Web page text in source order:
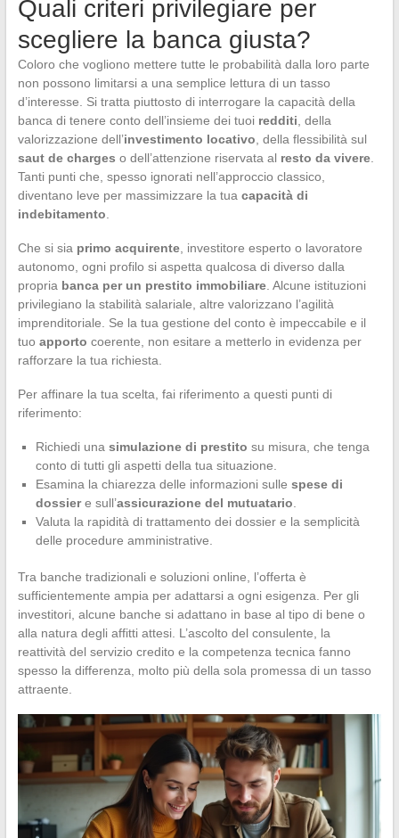
Quali criteri privilegiare per
scegliere la banca giusta?
Coloro che vogliono mettere tutte le probabilità dalla loro parte
non possono limitarsi a una semplice lettura di un tasso
d’interesse. Si tratta piuttosto di interrogare la capacità della
banca di tenere conto dell’insieme dei tuoi redditi , della
valorizzazione dell’investimento locativo , della flessibilità sul
saut de charges o dell’attenzione riservata al resto da vivere.
Tanti punti che, spesso ignorati nell’approccio classico,
diventano leve per massimizzare la tua capacità di
indebitamento
Che si sia primo acquirente, investitore esperto o lavoratore
autonomo, ogni profilo si aspetta qualcosa di diverso dalla
propria banca per un prestito immobiliare. Alcune istituzioni
privilegiano la stabilità salariale, altre valorizzano l’agilità
imprenditoriale. Se la tua gestione del conto è impeccabile e il
tuo apporto coerente, non esitare a metterlo in evidenza per
rafforzare la tua richiesta.
Per affinare la tua scelta, fai riferimento a questi punti di
riferimento:
Richiedi una simulazione di prestito su misura, che tenga
conto di tutti gli aspetti della tua situazione.
Esamina la chiarezza delle informazioni sulle spese di
dossiere sull’assicurazione del mutuatario
Valuta la rapidità di trattamento dei dossier e la semplicità
delle procedure amministrative.
Tra banche tradizionali e soluzioni online, l’offerta è
sufficientemente ampia per adattarsi a ogni esigenza. Per gli
investitori, alcune banche si adattano in base al tipo di bene o
alla natura degli affitti attesi. L’ascolto del consulente, la
reattività del servizio credito e la competenza tecnica fanno
spesso la differenza, molto più della sola promessa di un tasso
attraente.